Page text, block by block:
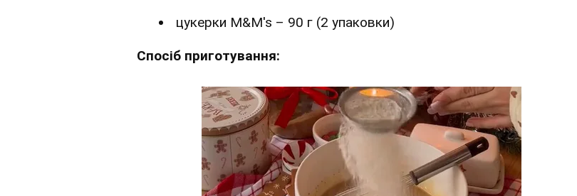
цукерки M&M's – 90 г (2 упаковки)
Спосіб приготування: